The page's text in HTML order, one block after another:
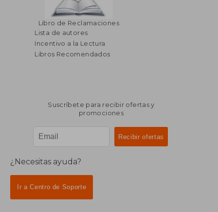
Libro de Reclamaciones
Lista de autores
Incentivo a la Lectura
Libros Recomendados
Suscríbete para recibir ofertas y
promociones
¿Necesitas ayuda?
Ir a Centro de Soporte